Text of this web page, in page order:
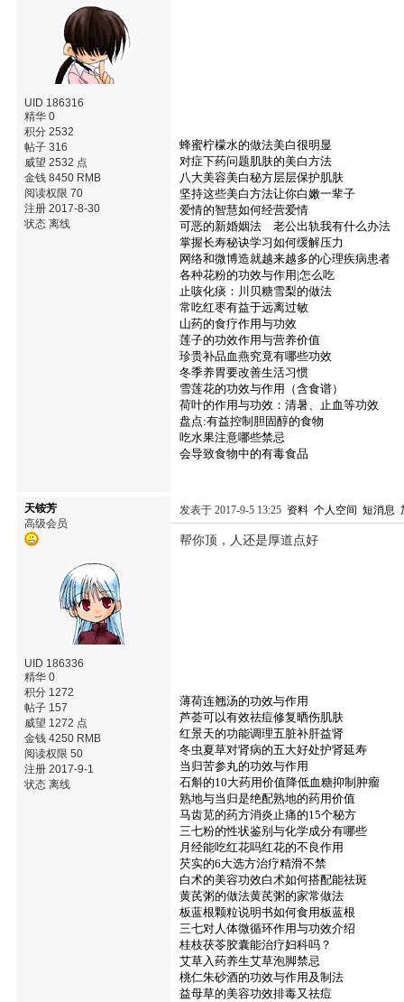
UID 186316
精华 0
积分 2532
帖子 316
威望 2532 点
金钱 8450 RMB
阅读权限 70
注册 2017-8-30
状态 离线
蜂蜜柠檬水的做法美白很明显
对症下药问题肌肤的美白方法
八大美容美白秘方层层保护肌肤
坚持这些美白方法让你白嫩一辈子
爱情的智慧如何经营爱情
可恶的新婚姻法 老公出轨我有什么办法
掌握长寿秘诀学习如何缓解压力
网络和微博造就越来越多的心理疾病患者
各种花粉的功效与作用|怎么吃
止咳化痰：川贝糖雪梨的做法
常吃红枣有益于远离过敏
山药的食疗作用与功效
莲子的功效作用与营养价值
珍贵补品血燕究竟有哪些功效
冬季养胃要改善生活习惯
雪莲花的功效与作用（含食谱）
荷叶的作用与功效：清暑、止血等功效
盘点:有益控制胆固醇的食物
吃水果注意哪些禁忌
会导致食物中的有毒食品
天铵芳
高级会员
UID 186336
精华 0
积分 1272
帖子 157
威望 1272 点
金钱 4250 RMB
阅读权限 50
注册 2017-9-1
状态 离线
发表于 2017-9-5 13:25 资料 个人空间 短消息
帮你顶，人还是厚道点好
薄荷连翘汤的功效与作用
芦荟可以有效祛痘修复晒伤肌肤
红景天的功能调理五脏补肝益肾
冬虫夏草对肾病的五大好处护肾延寿
当归苦参丸的功效与作用
石斛的10大药用价值降低血糖抑制肿瘤
熟地与当归是绝配熟地的药用价值
马齿苋的药方消炎止痛的15个秘方
三七粉的性状鉴别与化学成分有哪些
月经能吃红花吗红花的不良作用
芡实的6大选方治疗精滑不禁
白术的美容功效白术如何搭配能祛斑
黄芪粥的做法黄芪粥的家常做法
板蓝根颗粒说明书如何食用板蓝根
三七对人体微循环作用与功效介绍
桂枝茯苓胶囊能治疗妇科吗？
艾草入药养生艾草泡脚禁忌
桃仁朱砂酒的功效与作用及制法
益母草的美容功效排毒又祛痘